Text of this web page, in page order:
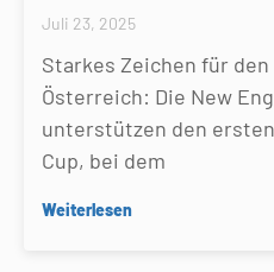
Juli 23, 2025
Starkes Zeichen für
Österreich: Die New
unterstützen den
Cup, bei dem
Weiterlesen